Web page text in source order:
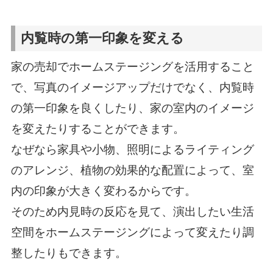
内覧時の第一印象を変える
家の売却でホームステージングを活用すること
で、写真のイメージアップだけでなく、内覧時
の第一印象を良くしたり、家の室内のイメージ
を変えたりすることができます。
なぜなら家具や小物、照明によるライティング
のアレンジ、植物の効果的な配置によって、室
内の印象が大きく変わるからです。
そのため内見時の反応を見て、演出したい生活
空間をホームステージングによって変えたり調
整したりもできます。